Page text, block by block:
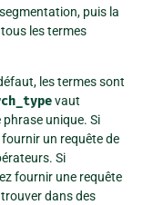
puis la
les termes
les termes sont
vaut
unique. Si
un requête de
Si
fournir une requête
dans des